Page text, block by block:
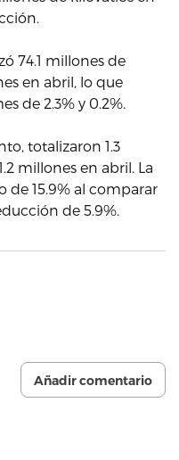
74.1 millones de
en abril, lo que
de 2.3% y 0.2%.
totalizaron 1.3
millones en abril. La
de 15.9% al comparar
de 5.9%.
Añadir comentario